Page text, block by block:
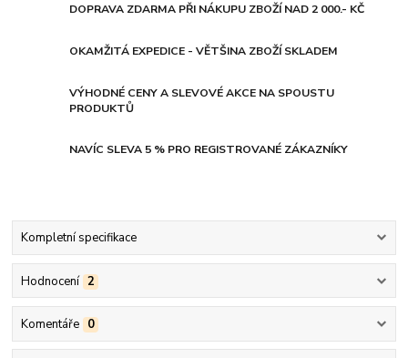
DOPRAVA ZDARMA PŘI NÁKUPU ZBOŽÍ NAD 2 000.- KČ
OKAMŽITÁ EXPEDICE - VĚTŠINA ZBOŽÍ SKLADEM
VÝHODNÉ CENY A SLEVOVÉ AKCE NA SPOUSTU
PRODUKTŮ
NAVÍC SLEVA 5 % PRO REGISTROVANÉ ZÁKAZNÍKY
Kompletní specifikace
Hodnocení 2
Komentáře 0